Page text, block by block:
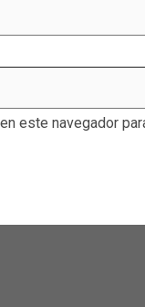
este navegador